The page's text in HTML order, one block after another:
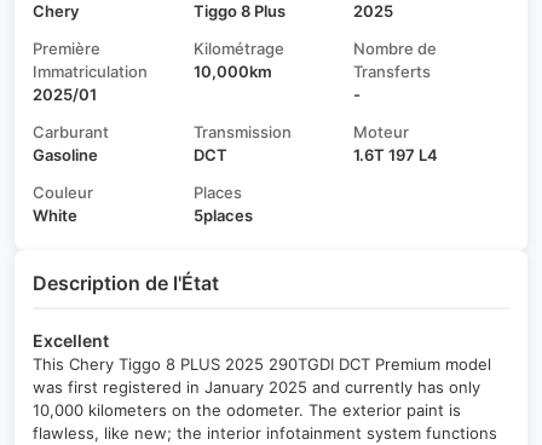
Chery
Tiggo 8 Plus
2025
Première
Immatriculation
2025/01
Kilométrage
10,000km
Nombre de
Transferts
-
Carburant
Gasoline
Transmission
DCT
Moteur
1.6T 197 L4
Couleur
White
Places
5places
Description de l'État
Excellent
This Chery Tiggo 8 PLUS 2025 290TGDI DCT Premium model
was first registered in January 2025 and currently has only
10,000 kilometers on the odometer. The exterior paint is
flawless, like new; the interior infotainment system functions